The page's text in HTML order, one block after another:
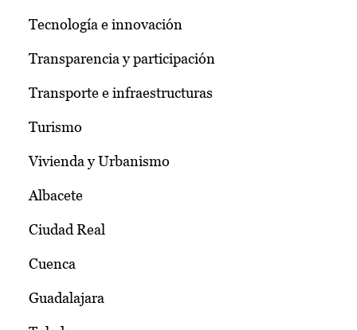
Tecnología e innovación
Transparencia y participación
Transporte e infraestructuras
Turismo
Vivienda y Urbanismo
Albacete
Ciudad Real
Cuenca
Guadalajara